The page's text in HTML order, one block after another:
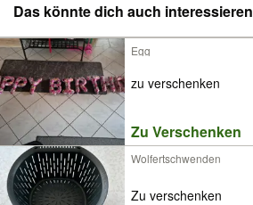
Das könnte dich auch interessieren
Egg
zu verschenken
Zu Verschenken
Wolfertschwenden
Zu verschenken